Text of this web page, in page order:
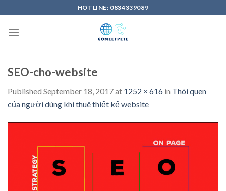
content
HOTLINE: 0834339089
SEO-cho-website
Published September 18, 2017at 1252 × 616 in Thói quen
của người dùng khi thuê thiết kế website